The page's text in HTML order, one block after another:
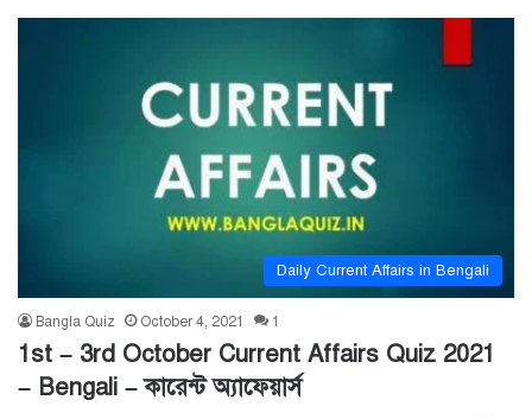
Daily Current Affairs in Bengali
Bangla Quiz October 4, 2021 1
1st – 3rd October Current Affairs Quiz 2021
– Bengali – কারেন্ট অ্যাফেয়ার্স